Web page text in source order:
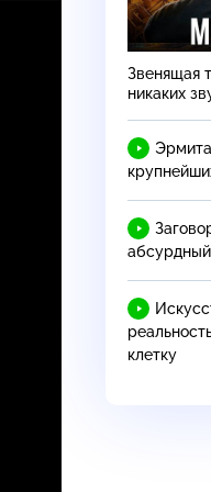
Звенящая
никаких
клетку